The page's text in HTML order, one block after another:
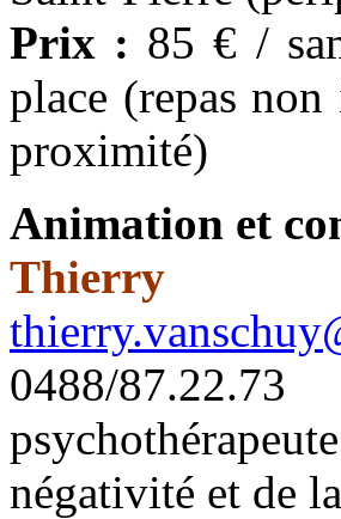
Prix : 85 € /
place (repas
proximité)
Animation et
Thierry
0488/87.22.73
négativité et de